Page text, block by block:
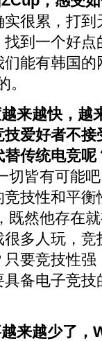
很累，打到
到一个好
能有韩国
来越快，越
爱好者不
传统电竞呢
皆有可能吧
技性和平
既然他存在
多人玩，
要竞技性
备电子竞
来越少了，